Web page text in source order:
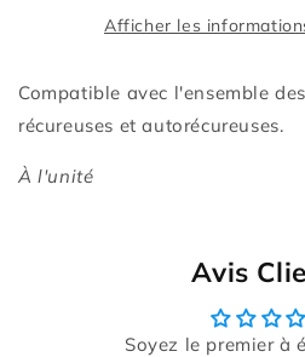
Afficher les
Compatible avec l'ensemble
récureuses et autorécureuses.
À l'unité
Avis
Soyez le premier à